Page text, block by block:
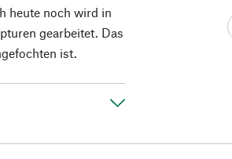
heute noch wird in
gearbeitet. Das
ist.